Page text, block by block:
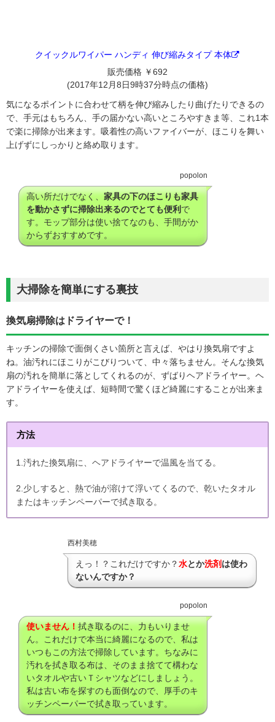
クイックルワイパー ハンディ 伸び縮みタイプ 本体
販売価格 ￥692
(2017年12月8日9時37分時点の価格)
気になるポイントに合わせて柄を伸び縮みしたり曲げたりできるの
で、手元はもちろん、手の届かない高いところやすきま等、これ1本
で楽に掃除が出来ます。吸着性の高いファイバーが、ほこりを舞い
上げずにしっかりと絡め取ります。
popolon
高い所だけでなく、家具の下のほこりも家具
を動かさずに掃除出来るのでとても便利 で
す。モップ部分は使い捨てなのも、手間がか
からずおすすめです。
大掃除を簡単にする裏技
換気扇掃除はドライヤーで！
キッチンの掃除で面倒くさい箇所と言えば、やはり換気扇ですよ
ね。油汚れにほこりがこびりついて、中々落ちません。そんな換気
扇の汚れを簡単に落としてくれるのが、ずばりヘアドライヤー。ヘ
アドライヤーを使えば、短時間で驚くほど綺麗にすることが出来ま
す。
方法
1.汚れた換気扇に、ヘアドライヤーで温風を当てる。
2.少しすると、熱で油が溶けて浮いてくるので、乾いたタオル
またはキッチンペーパーで拭き取る。
西村美穂
えっ！？これだけですか？水とか洗剤は使わ
ないんですか？
popolon
使いません！拭き取るのに、力もいりませ
ん。これだけで本当に綺麗になるので、私は
いつもこの方法で掃除しています。ちなみに
汚れを拭き取る布は、そのまま捨てて構わな
いタオルや古いＴシャツなどにしましょう。
私は古い布を探すのも面倒なので、厚手のキ
ッチンペーパーで拭き取っています。